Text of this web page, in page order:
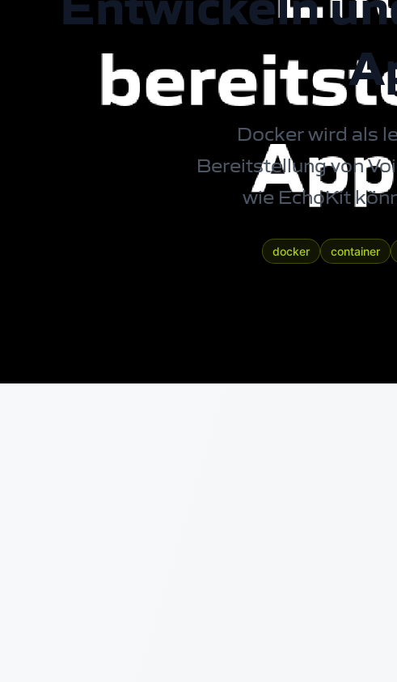
Docker wird als
Bereitstellung von
wie EchoKit
docker container